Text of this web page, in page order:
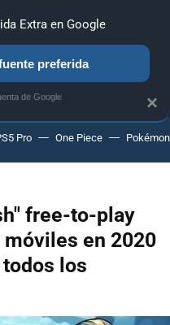
PC SONY NINTENDO
Pro One Piece Pokémon
free-to-play
en 2020
los
×
Extra en Google
preferida
de Google